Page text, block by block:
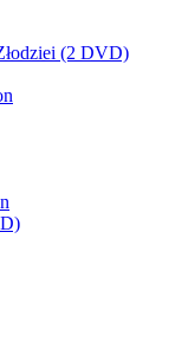
(2 DVD)